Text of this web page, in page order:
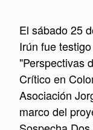
El sábado 25
Irún fue
"Perspectivas
Crítico en
Asociación
marco del